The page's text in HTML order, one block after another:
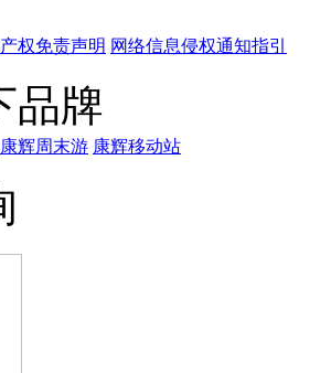
权免责声明 网络信息侵权通知指引
品牌
康辉周末游 康辉移动站